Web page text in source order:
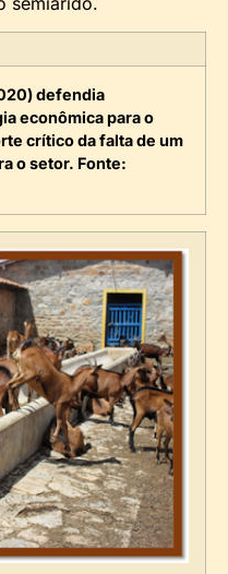
defendia
econômica para o
crítico da falta de um
o setor. Fonte: